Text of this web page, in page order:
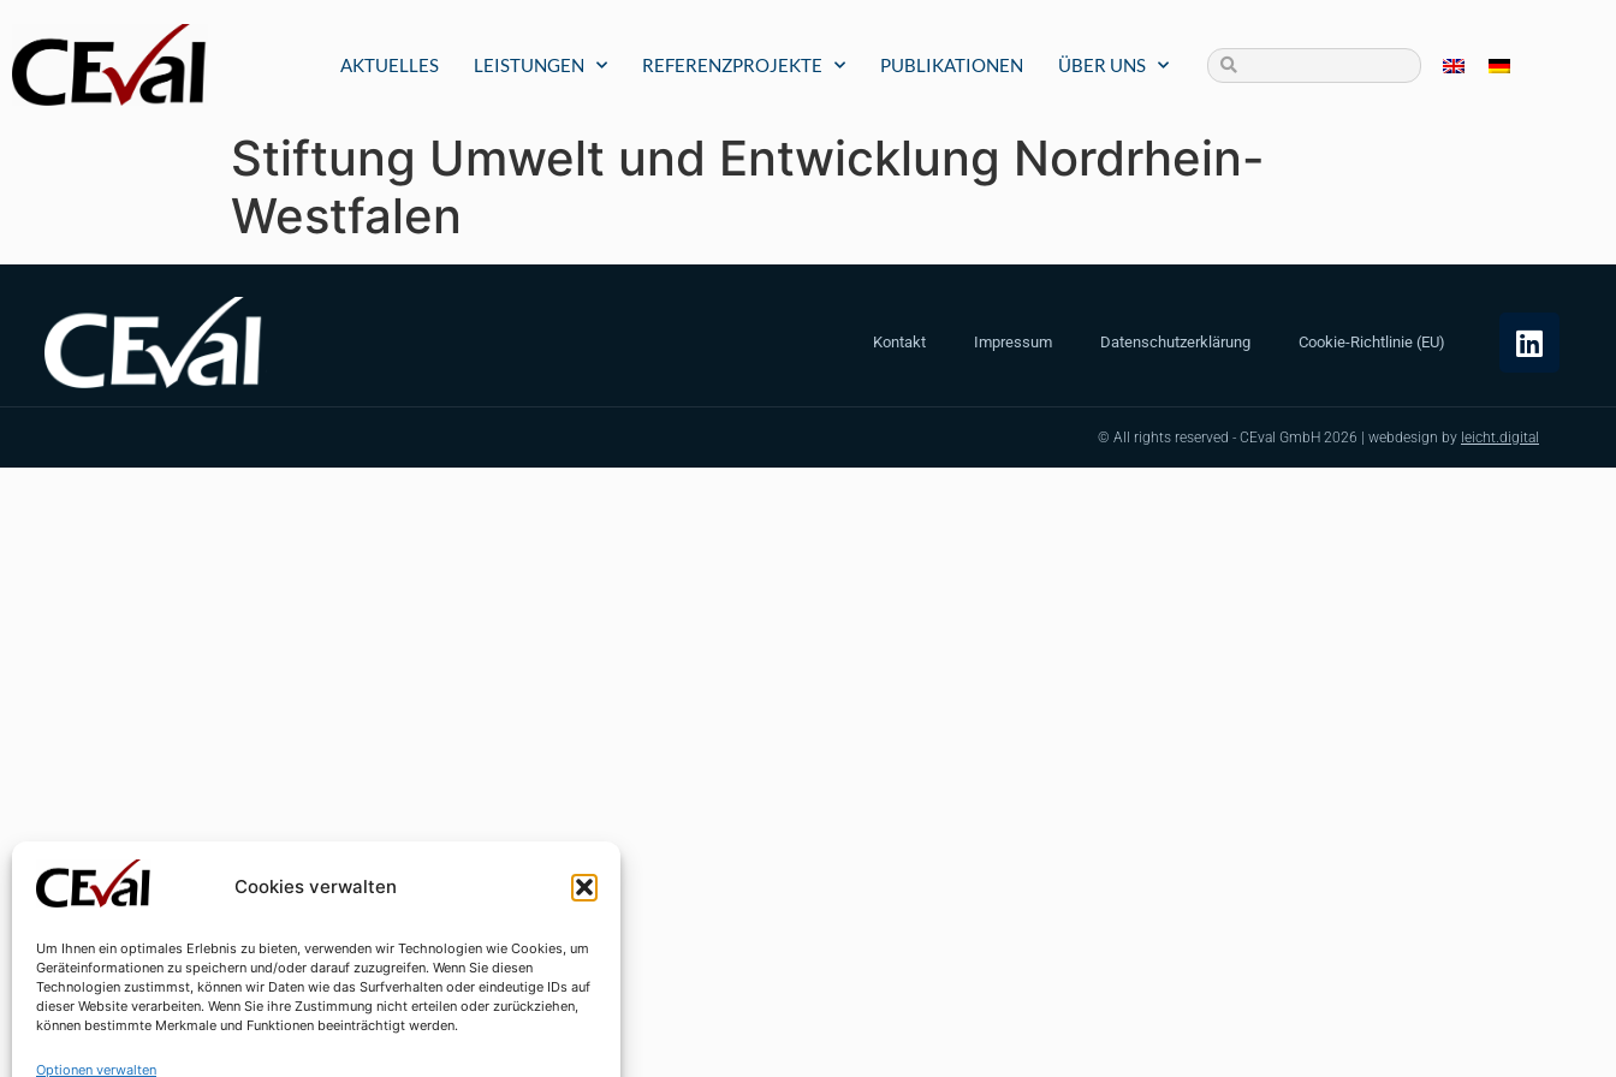
Cookies verwalten
Um Ihnen ein optimales Erlebnis zu bieten, verwenden wir Technologien wie Cookies, um
Geräteinformationen zu speichern und/oder darauf zuzugreifen. Wenn Sie diesen
Technologien zustimmst, können wir Daten wie das Surfverhalten oder eindeutige IDs auf
dieser Website verarbeiten. Wenn Sie ihre Zustimmung nicht erteilen oder zurückziehen,
können bestimmte Merkmale und Funktionen beeinträchtigt werden.
Optionen verwalten
AKTUELLES LEISTUNGEN REFERENZPROJEKTE PUBLIKATIONEN ÜBER UNS
Stiftung Umwelt und Entwicklung Nordrhein-
Westfalen
Kontakt Impressum Datenschutzerklärung Cookie-Richtlinie (EU)
© All rights reserved - CEval GmbH 2026 | webdesign by leicht.digital